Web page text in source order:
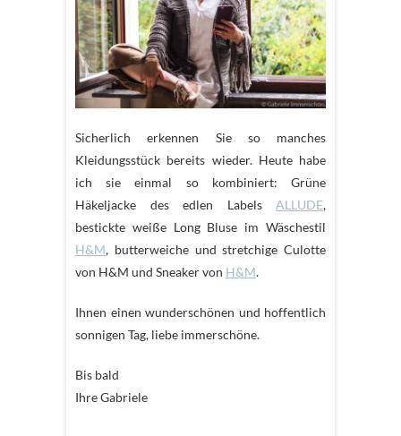
Sicherlich erkennen Sie so manches
Kleidungsstück bereits wieder. Heute habe
ich sie einmal so kombiniert: Grüne
Häkeljacke des edlen Labels ALLUDE,
bestickte weiße Long Bluse im Wäschestil
H&M, butterweiche und stretchige Culotte
von H&M und Sneaker von H&M.
Ihnen einen wunderschönen und hoffentlich
sonnigen Tag, liebe immerschöne.
Bis bald
Ihre Gabriele